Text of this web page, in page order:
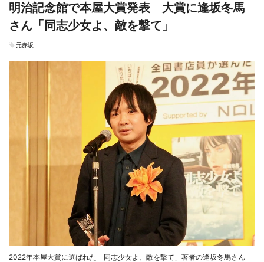
明治記念館で本屋大賞発表 大賞に逢坂冬馬
さん「同志少女よ、敵を撃て」
元赤坂
2022年本屋大賞に選ばれた「同志少女よ、敵を撃て」著者の逢坂冬馬さん